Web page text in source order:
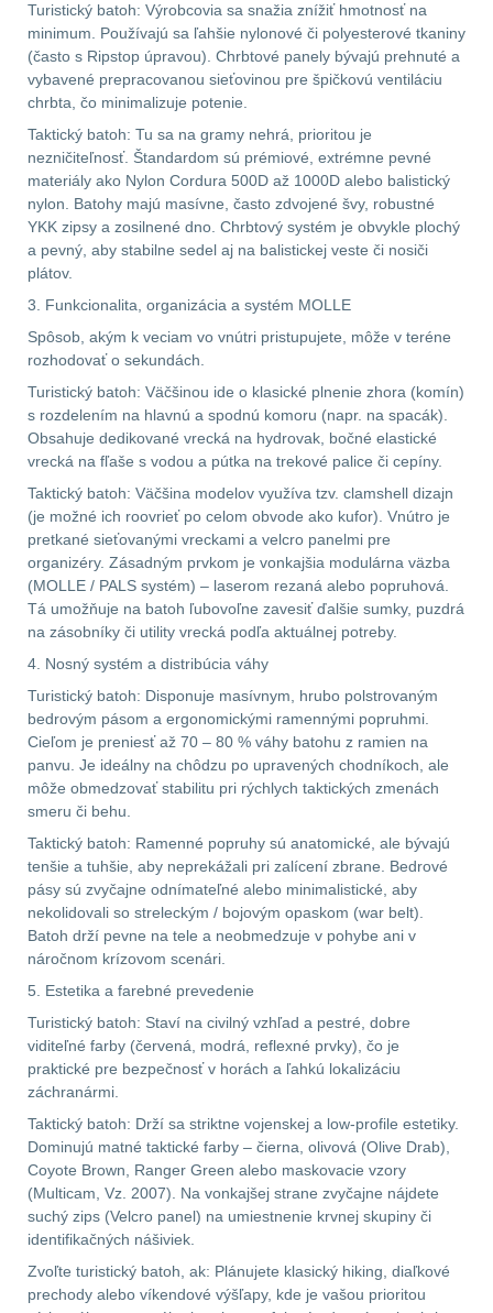
Přední taktické
rukojeti50
Mechanická mířidla
30
Pistolové rukojeti20
Dvojnožky39
Príslušenstvo 18
Čistenie zbraní39
AR1512
AK4710
.2210
.223 (5.56mm)9
.243 .260 (6.5mm)7
.270 .280 (7mm)8
.30 .308 (7.62mm)
11
12GA, 20GA
.40 .41 11
.44 .4512
.357 .38 (9mm)12
19119
AR106
Náradie a nástroje k
zbraniam34
AR1519
AK479
Turistický batoh: Výrobcovia sa snažia znížiť hmotnosť na
minimum. Používajú sa ľahšie nylonové či polyesterové tkaniny
(často s Ripstop úpravou). Chrbtové panely bývajú prehnuté a
vybavené prepracovanou sieťovinou pre špičkovú ventiláciu
chrbta, čo minimalizuje potenie.
Taktický batoh: Tu sa na gramy nehrá, prioritou je
nezničiteľnosť. Štandardom sú prémiové, extrémne pevné
materiály ako Nylon Cordura 500D až 1000D alebo balistický
nylon. Batohy majú masívne, často zdvojené švy, robustné
YKK zipsy a zosilnené dno. Chrbtový systém je obvykle plochý
a pevný, aby stabilne sedel aj na balistickej veste či nosiči
plátov.
3. Funkcionalita, organizácia a systém MOLLE
Spôsob, akým k veciam vo vnútri pristupujete, môže v teréne
rozhodovať o sekundách.
Turistický batoh: Väčšinou ide o klasické plnenie zhora (komín)
s rozdelením na hlavnú a spodnú komoru (napr. na spacák).
Obsahuje dedikované vrecká na hydrovak, bočné elastické
vrecká na fľaše s vodou a pútka na trekové palice či cepíny.
Taktický batoh: Väčšina modelov využíva tzv. clamshell dizajn
(je možné ich roovrieť po celom obvode ako kufor). Vnútro je
pretkané sieťovanými vreckami a velcro panelmi pre
organizéry. Zásadným prvkom je vonkajšia modulárna väzba
(MOLLE / PALS systém) – laserom rezaná alebo popruhová.
Tá umožňuje na batoh ľubovoľne zavesiť ďalšie sumky, puzdrá
na zásobníky či utility vrecká podľa aktuálnej potreby.
4. Nosný systém a distribúcia váhy
Turistický batoh: Disponuje masívnym, hrubo polstrovaným
bedrovým pásom a ergonomickými ramennými popruhmi.
Cieľom je preniesť až 70 – 80 % váhy batohu z ramien na
panvu. Je ideálny na chôdzu po upravených chodníkoch, ale
môže obmedzovať stabilitu pri rýchlych taktických zmenách
smeru či behu.
Taktický batoh: Ramenné popruhy sú anatomické, ale bývajú
tenšie a tuhšie, aby neprekážali pri zalícení zbrane. Bedrové
pásy sú zvyčajne odnímateľné alebo minimalistické, aby
nekolidovali so streleckým / bojovým opaskom (war belt).
Batoh drží pevne na tele a neobmedzuje v pohybe ani v
náročnom krízovom scenári.
5. Estetika a farebné prevedenie
Turistický batoh: Staví na civilný vzhľad a pestré, dobre
viditeľné farby (červená, modrá, reflexné prvky), čo je
praktické pre bezpečnosť v horách a ľahkú lokalizáciu
záchranármi.
Taktický batoh: Drží sa striktne vojenskej a low-profile estetiky.
Dominujú matné taktické farby – čierna, olivová (Olive Drab),
Coyote Brown, Ranger Green alebo maskovacie vzory
(Multicam, Vz. 2007). Na vonkajšej strane zvyčajne nájdete
suchý zips (Velcro panel) na umiestnenie krvnej skupiny či
identifikačných nášiviek.
Zvoľte turistický batoh, ak: Plánujete klasický hiking, diaľkové
prechody alebo víkendové výšľapy, kde je vašou prioritou